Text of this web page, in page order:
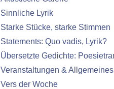
Sinnliche Lyrik
Starke Stücke, starke Stimmen
Statements: Quo vadis, Lyrik?
Übersetzte Gedichte:
Veranstaltungen & Allgemeines
Vers der Woche